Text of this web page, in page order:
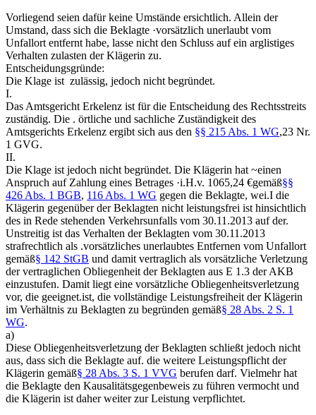
Vorliegend seien dafür keine Umstände ersichtlich. Allein der
Umstand, dass sich die Beklagte ·vorsätzlich unerlaubt vom
Unfallort entfernt habe, lasse nicht den Schluss auf ein arglistiges
Verhalten zulasten der Klägerin zu.
Entscheidungsgründe:
Die Klage ist zulässig, jedoch nicht begründet.
I.
Das Amtsgericht Erkelenz ist für die Entscheidung des Rechtsstreits
zuständig. Die . örtliche und sachliche Zuständigkeit des
Amtsgerichts Erkelenz ergibt sich aus den §§ 215 Abs. 1 WG,23 Nr.
1 GVG.
II.
Die Klage ist jedoch nicht begründet. Die Klägerin hat ~einen
Anspruch auf Zahlung eines Betrages ·i.H.v. 1065,24 €gemäß§§
426 Abs. 1 BGB, 116 Abs. 1 WG gegen die Beklagte, wei.I die
Klägerin gegenüber der Beklagten nicht leistungsfrei ist hinsichtlich
des in Rede stehenden Verkehrsunfalls vom 30.11.2013 auf der.
Unstreitig ist das Verhalten der Beklagten vom 30.11.2013
strafrechtlich als .vorsätzliches unerlaubtes Entfernen vom Unfallort
gemäß§ 142 StGB und damit vertraglich als vorsätzliche Verletzung
der vertraglichen Obliegenheit der Beklagten aus E 1.3 der AKB
einzustufen. Damit liegt eine vorsätzliche Obliegenheitsverletzung
vor, die geeignet.ist, die vollständige Leistungsfreiheit der Klägerin
im Verhältnis zu Beklagten zu begründen gemäß§ 28 Abs. 2 S. 1
WG.
a)
Diese Obliegenheitsverletzung der Beklagten schließt jedoch nicht
aus, dass sich die Beklagte auf. die weitere Leistungspflicht der
Klägerin gemäß§ 28 Abs. 3 S. 1 VVG berufen darf. Vielmehr hat
die Beklagte den Kausalitätsgegenbeweis zu führen vermocht und
die Klägerin ist daher weiter zur Leistung verpflichtet.